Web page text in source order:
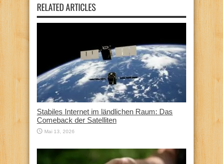
RELATED ARTICLES
Stabiles Internet im ländlichen Raum: Das
Comeback der Satelliten
Mai 13, 2026